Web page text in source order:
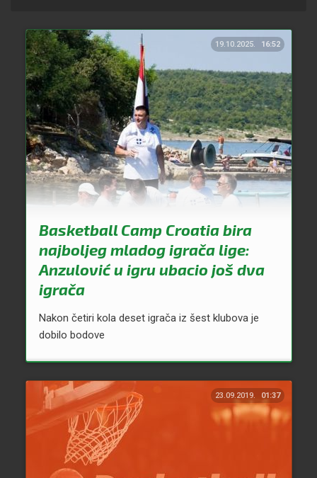
19.10.2025. 16:52
Basketball Camp Croatia bira
najboljeg mladog igrača lige:
Anzulović u igru ubacio još dva
igrača
Nakon četiri kola deset igrača iz šest klubova je
dobilo bodove
23.09.2019. 01:37